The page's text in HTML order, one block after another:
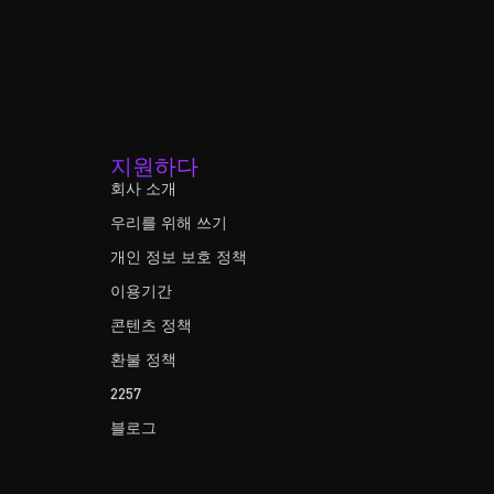
지원하다
회사 소개
우리를 위해 쓰기
개인 정보 보호 정책
이용기간
콘텐츠 정책
환불 정책
2257
블로그